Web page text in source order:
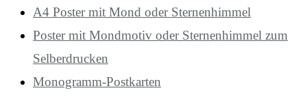
A4 Poster mit Mond oder Sternenhimmel
Poster mit Mondmotiv oder Sternenhimmel zum
Selberdrucken
Monogramm-Postkarten